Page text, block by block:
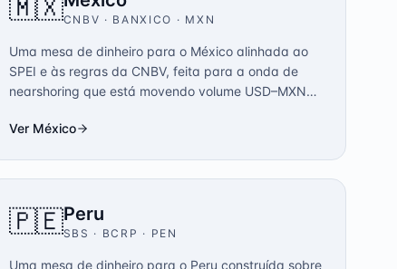
🇲🇽CNBV · BANXICO · MXN
Uma mesa de dinheiro para o México alinhada ao
SPEI e às regras da CNBV, feita para a onda de
nearshoring que está movendo volume USD–MXN
Ver México
🇵🇪Peru
SBS · BCRP · PEN
Uma mesa de dinheiro para o Peru construída sobre